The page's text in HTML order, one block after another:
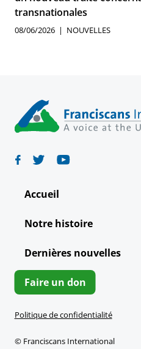
transnationales
08/06/2026 NOUVELLES
Accueil
Notre histoire
Dernières nouvelles
Faire un don
Politique de confidentialité
© Franciscans International